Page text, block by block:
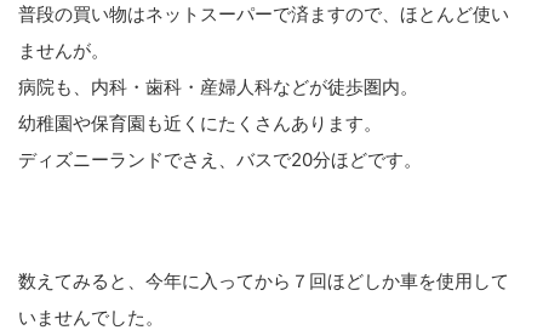
普段の買い物はネットスーパーで済ますので、ほとんど使い
ませんが。
病院も、内科・歯科・産婦人科などが徒歩圏内。
幼稚園や保育園も近くにたくさんあります。
ディズニーランドでさえ、バスで20分ほどです。
数えてみると、今年に入ってから７回ほどしか車を使用して
いませんでした。